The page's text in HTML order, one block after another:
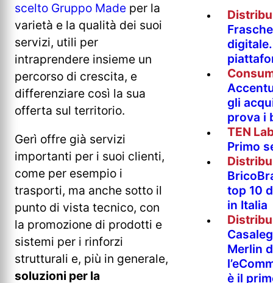
scelto Gruppo Made per la
varietà e la qualità dei suoi
servizi, utili per
intraprendere insieme un
percorso di crescita, e
differenziare così la sua
offerta sul territorio.
Gerì offre già servizi
importanti per i suoi clienti,
come per esempio i
trasporti, ma anche sotto il
punto di vista tecnico, con
la promozione di prodotti e
sistemi per i rinforzi
strutturali e, più in generale,
soluzioni per la
gli
prova i
TEN
Primo
top 10
in Italia
Merlin
è il